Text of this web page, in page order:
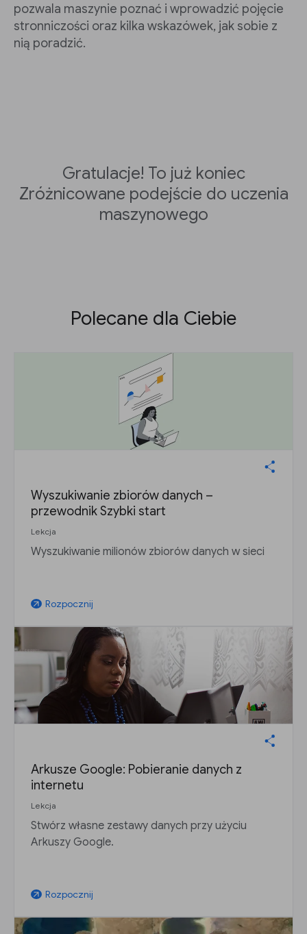
pozwala maszynie poznać i wprowadzić pojęcie
stronniczości oraz kilka wskazówek, jak sobie z
nią poradzić.
Gratulacje! To już koniec
Zróżnicowane podejście do uczenia
maszynowego
Polecane dla Ciebie
Wyszukiwanie zbiorów danych –
przewodnik Szybki start
Lekcja
Wyszukiwanie milionów zbiorów danych w sieci
arrow_outward Rozpocznij
Arkusze Google: Pobieranie danych z
internetu
Lekcja
Stwórz własne zestawy danych przy użyciu
Arkuszy Google.
arrow_outward Rozpocznij